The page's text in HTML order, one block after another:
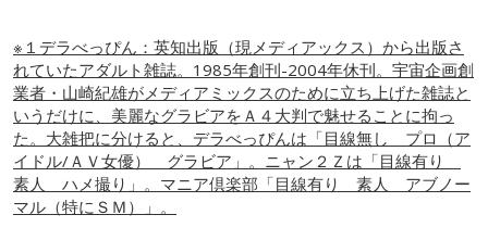
※１デラべっぴん：英知出版（現メディアックス）から出版さ
れていたアダルト雑誌。1985年創刊-2004年休刊。宇宙企画創
業者・山崎紀雄がメディアミックスのために立ち上げた雑誌と
いうだけに、美麗なグラビアをＡ４大判で魅せることに拘っ
た。大雑把に分けると、デラべっぴんは「目線無し プロ（ア
イドル/ＡＶ女優） グラビア」。ニャン２Ｚは「目線有り
素人 ハメ撮り」。マニア倶楽部「目線有り 素人 アブノー
マル（特にＳＭ）」。